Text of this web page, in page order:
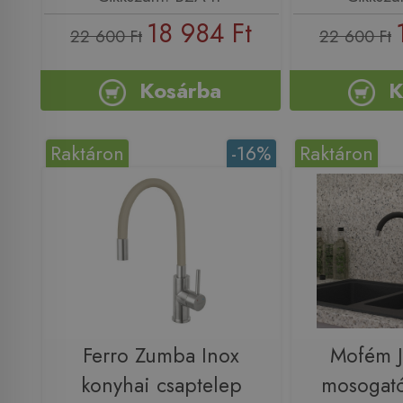
22 600 Ft 18 984 Ft
Kosárba
22 600 Ft
-16%
Raktáron
Ferro Zumba Inox
konyhai csaptelep
Raktáron
Mofém